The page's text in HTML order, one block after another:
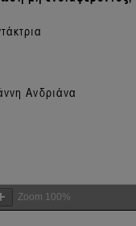
Zoom 100%